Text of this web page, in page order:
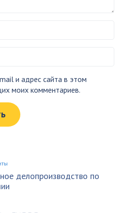
и адрес сайта в этом
моих комментариев.
делопроизводство по